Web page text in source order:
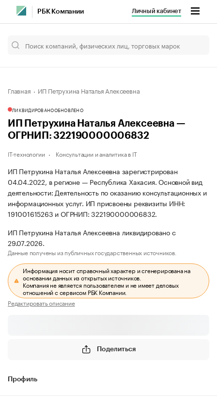
РБК Компании Личный кабинет
Главная ИП Петрухина Наталья Алексеевна
ЛИКВИДИРОВАНООБНОВЛЕНО
ИП Петрухина Наталья Алексеевна —
ОГРНИП: 322190000006832
IT-технологии Консультации и аналитика в IT
ИП Петрухина Наталья Алексеевна зарегистрирован
04.04.2022, в регионе — Республика Хакасия. Основной вид
деятельности: Деятельность по оказанию консультационных и
информационных услуг. ИП присвоены реквизиты ИНН:
191001615263 и ОГРНИП: 322190000006832.
ИП Петрухина Наталья Алексеевна ликвидировано с
29.07.2026.
Данные получены из публичных государственных источников.
Информация носит справочный характер и сгенерирована на
основании данных из открытых источников.
Компания не является пользователем и не имеет деловых
отношений с сервисом РБК Компании.
Редактировать описание
Поделиться
Профиль